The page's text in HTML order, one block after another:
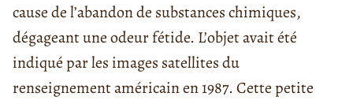
cause de l’abandon de substances chimiques,
dégageant une odeur fétide. L’objet avait été
indiqué par les images satellites du
renseignement américain en 1987. Cette petite